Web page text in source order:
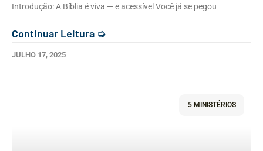
Introdução: A Bíblia é viva — e acessível Você já se pegou
Continuar Leitura ➭
JULHO 17, 2025
5 MINISTÉRIOS